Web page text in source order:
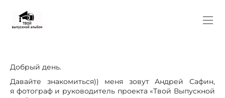
Добрый день.
Давайте знакомиться)) меня зовут Андрей Сафин,
я фотограф и руководитель проекта «Твой Выпускной